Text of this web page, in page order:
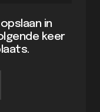
in
keer